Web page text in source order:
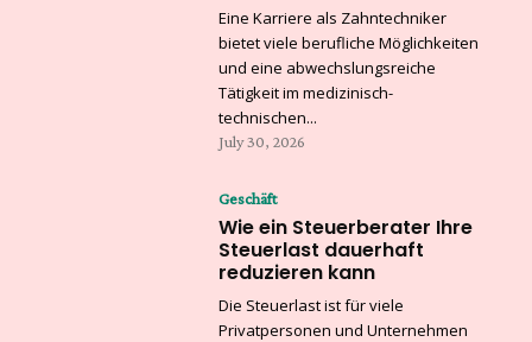
Eine Karriere als Zahntechniker
bietet viele berufliche Möglichkeiten
und eine abwechslungsreiche
Tätigkeit im medizinisch-
technischen...
July 30, 2026
Geschäft
Wie ein Steuerberater Ihre
Steuerlast dauerhaft
reduzieren kann
Die Steuerlast ist für viele
Privatpersonen und Unternehmen